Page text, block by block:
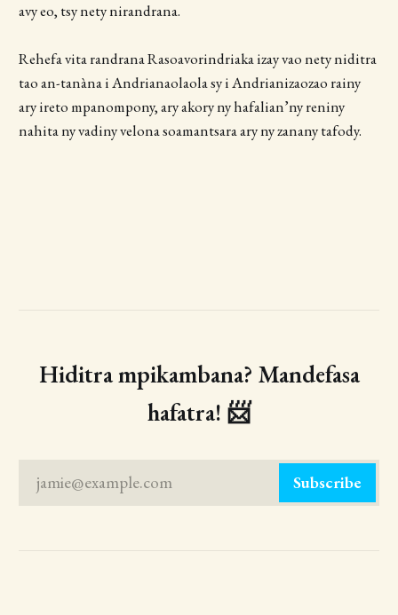
avy eo, tsy nety nirandrana.
Rehefa vita randrana Rasoavorindriaka izay vao nety niditra
tao an-tanàna i Andrianaolaola sy i Andrianizaozao rainy
ary ireto mpanompony, ary akory ny hafalian’ny reniny
nahita ny vadiny velona soamantsara ary ny zanany tafody.
Hiditra mpikambana? Mandefasa
hafatra! 📨
jamie@example.com Subscribe